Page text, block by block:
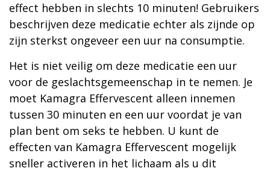
effect hebben in slechts 10 minuten! Gebruikers
beschrijven deze medicatie echter als zijnde op
zijn sterkst ongeveer een uur na consumptie.
Het is niet veilig om deze medicatie een uur
voor de geslachtsgemeenschap in te nemen. Je
moet Kamagra Effervescent alleen innemen
tussen 30 minuten en een uur voordat je van
plan bent om seks te hebben. U kunt de
effecten van Kamagra Effervescent mogelijk
sneller activeren in het lichaam als u dit